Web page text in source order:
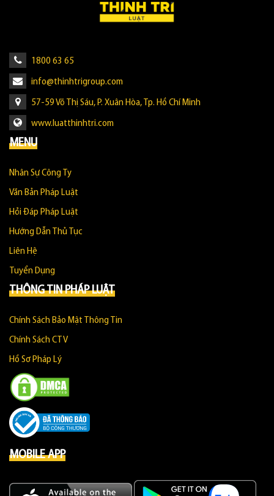
1800 63 65
info@thinhtrigroup.com
57-59 Võ Thị Sáu, P. Xuân Hòa, Tp. Hồ Chí Minh
www.luatthinhtri.com
MENU
Nhân Sự Công Ty
Văn Bản Pháp Luật
Hỏi Đáp Pháp Luật
Hướng Dẫn Thủ Tục
Liên Hệ
Tuyển Dụng
THÔNG TIN PHÁP LUẬT
Chính Sách Bảo Mật Thông Tin
Chính Sách CTV
Hồ Sơ Pháp Lý
MOBILE APP